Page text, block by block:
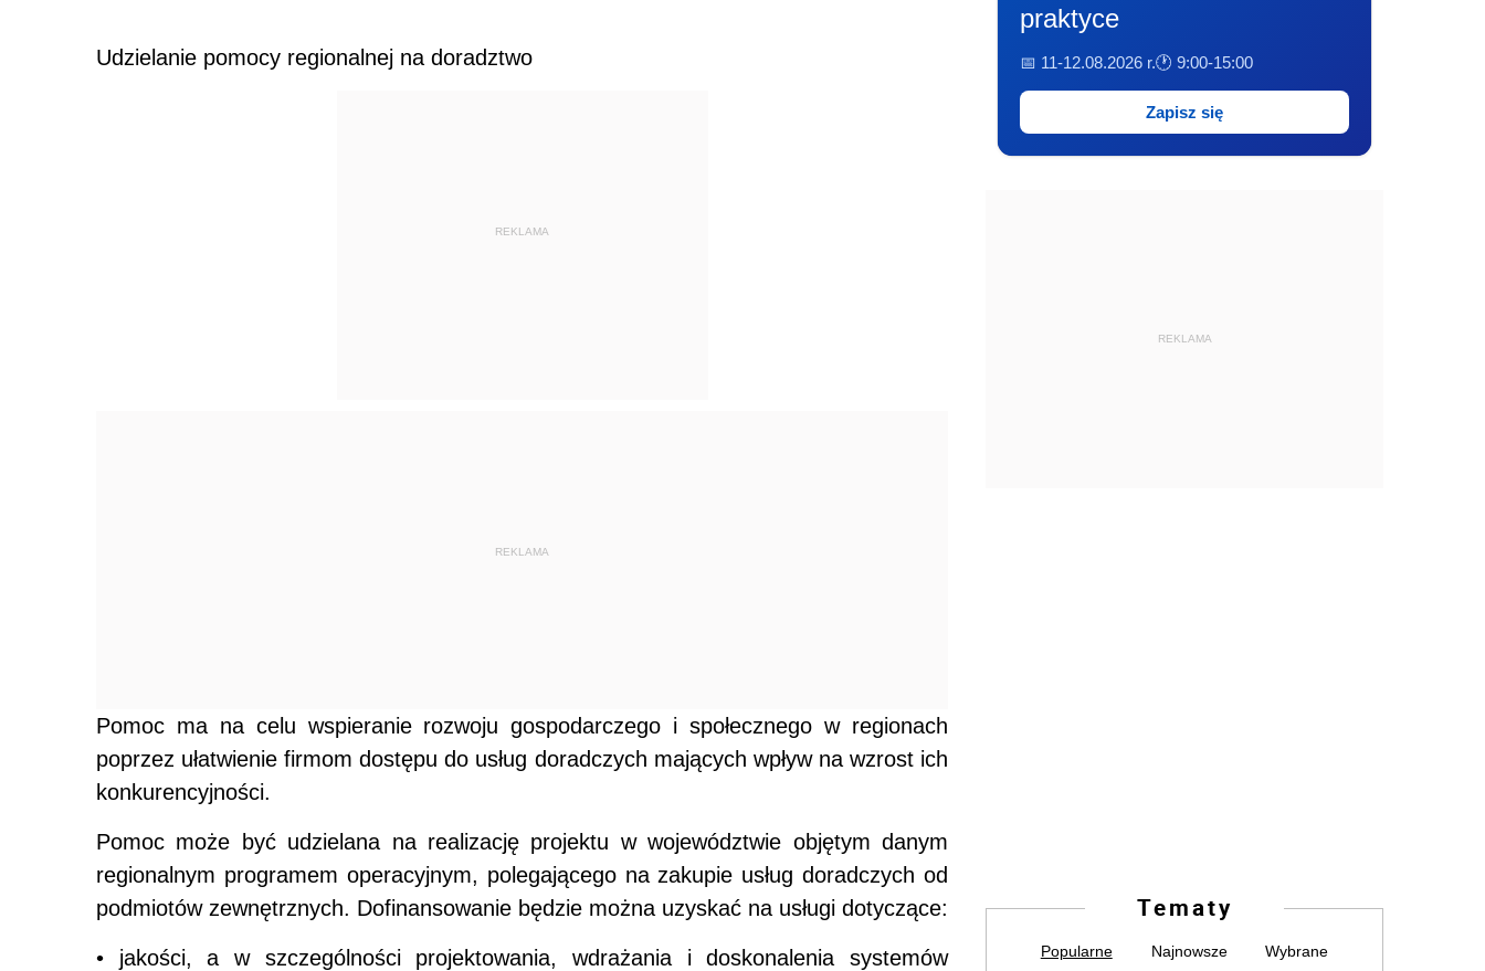
Udzielanie pomocy regionalnej na doradztwo
REKLAMA
REKLAMA
Pomoc ma na celu wspieranie rozwoju gospodarczego i społecznego w regionach
poprzez ułatwienie firmom dostępu do usług doradczych mających wpływ na wzrost ich
konkurencyjności.
Pomoc może być udzielana na realizację projektu w województwie objętym danym
regionalnym programem operacyjnym, polegającego na zakupie usług doradczych od
podmiotów zewnętrznych. Dofinansowanie będzie można uzyskać na usługi dotyczące:
• jakości, a w szczególności projektowania, wdrażania i doskonalenia systemów
praktyce
📅 11-12.08.2026 r.🕐 9:00-15:00
Zapisz się
REKLAMA
Tematy
Popularne Najnowsze Wybrane